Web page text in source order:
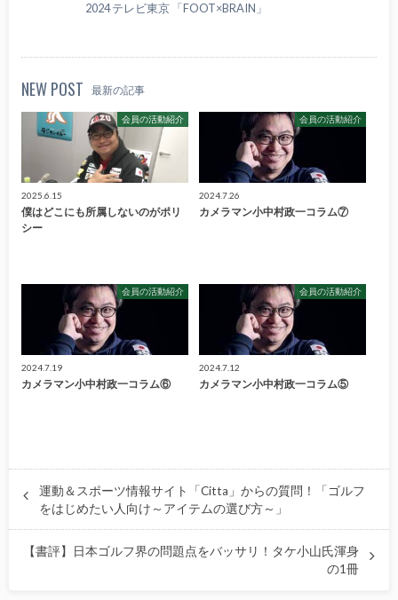
2024 テレビ東京 「FOOT×BRAIN」
NEW POST 最新の記事
会員の活動紹介
2025.6.15
僕はどこにも所属しないのがポリ
シー
会員の活動紹介
2024.7.26
カメラマン小中村政一コラム⑦
会員の活動紹介
2024.7.19
カメラマン小中村政一コラム⑥
会員の活動紹介
2024.7.12
カメラマン小中村政一コラム⑤
運動＆スポーツ情報サイト「Citta」からの質問！「ゴルフ
をはじめたい人向け～アイテムの選び方～」
【書評】日本ゴルフ界の問題点をバッサリ！タケ小山氏渾身
の1冊